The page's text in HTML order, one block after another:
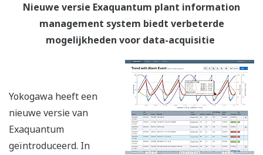
Nieuwe versie Exaquantum plant information
management system biedt verbeterde
mogelijkheden voor data-acquisitie
Yokogawa heeft een
nieuwe versie van
Exaquantum
geïntroduceerd. In